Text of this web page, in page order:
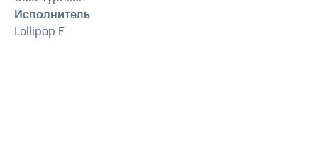
Исполнитель
Lollipop F